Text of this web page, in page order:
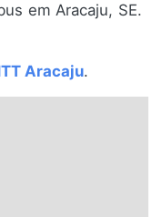
em Aracaju, SE.
Aracaju.